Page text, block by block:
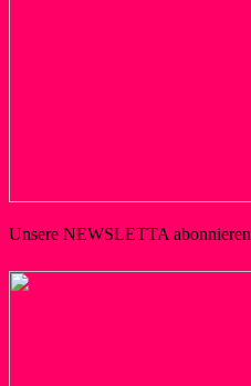
Unsere NEWSLETTA abonnieren